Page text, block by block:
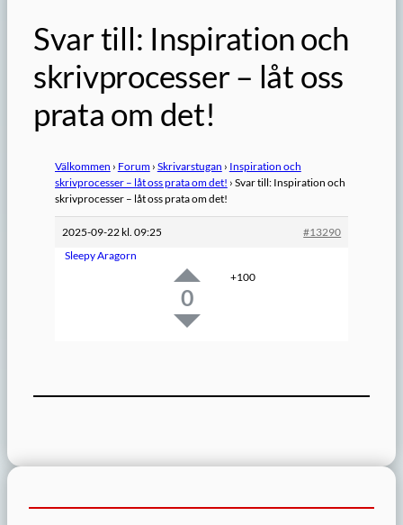
Svar till: Inspiration och
skrivprocesser – låt oss
prata om det!
Välkommen › Forum › Skrivarstugan › Inspiration och
skrivprocesser – låt oss prata om det! › Svar till: Inspiration och
skrivprocesser – låt oss prata om det!
2025-09-22 kl. 09:25
#13290
Sleepy Aragorn
0
+100